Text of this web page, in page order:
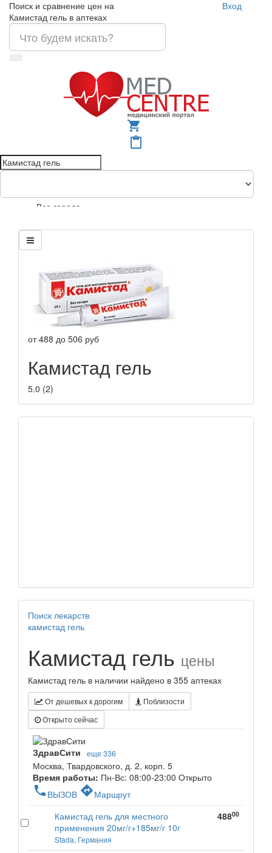
Поиск и сравнение цен на
Камистад гель в аптеках
Вход
shopping_cart
content_paste
Все города
от488 до 506 руб
Камистад гель
5.0 (2)
Поиск лекарств
камистад гель
Камистад гель цены
Камистад гель в наличии найдено в 355 аптеках
От дешевых к дорогим
Поблизости
Открыто сейчас
ЗдравСити еще 336
Москва, Твардовского, д. 2, корп. 5
Время работы: Пн-Вс: 08:00-23:00 Открыто
phone ВЫЗОВ directionsМаршрут
Камистад гель для местного
применения 20мг/г+185мг/г 10г
Stada, Германия
48800